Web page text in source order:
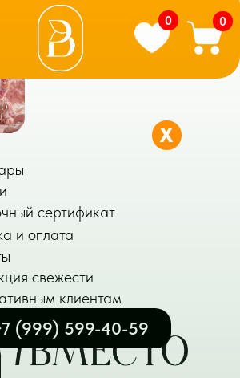
клиентам
свежести
и оплата
сертификат
(999) 599-40-59
X